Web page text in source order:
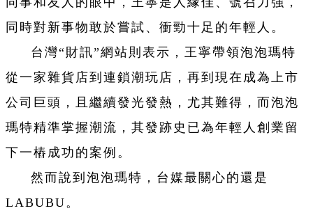
同時對新事物敢於嘗試、衝勁十足的年輕人。
台灣“財訊”網站則表示，王寧帶領泡泡瑪特
從一家雜貨店到連鎖潮玩店，再到現在成為上市
公司巨頭，且繼續發光發熱，尤其難得，而泡泡
瑪特精準掌握潮流，其發跡史已為年輕人創業留
下一樁成功的案例。
然而說到泡泡瑪特，台媒最關心的還是
LABUBU。